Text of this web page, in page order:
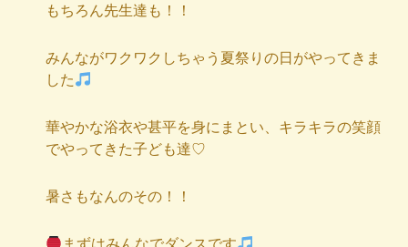
もちろん先生達も！！
みんながワクワクしちゃう夏祭りの日がやってきま
した
華やかな浴衣や甚平を身にまとい、キラキラの笑顔
でやってきた子ども達♡
暑さもなんのその！！